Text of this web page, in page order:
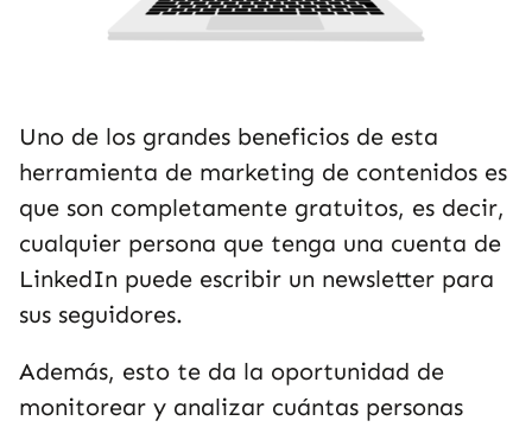
Uno de los grandes beneficios de esta
herramienta de marketing de contenidos es
que son completamente gratuitos, es decir,
cualquier persona que tenga una cuenta de
LinkedIn puede escribir un newsletter para
sus seguidores.
Además, esto te da la oportunidad de
monitorear y analizar cuántas personas